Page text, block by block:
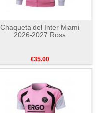
Chaqueta del Inter Miami
2026-2027 Rosa
€35.00